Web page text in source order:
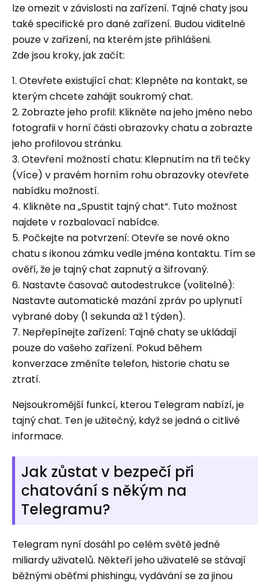
lze omezit v závislosti na zařízení. Tajné chaty jsou
také specifické pro dané zařízení. Budou viditelné
pouze v zařízení, na kterém jste přihlášeni.
Zde jsou kroky, jak začít:
1. Otevřete existující chat: Klepněte na kontakt, se
kterým chcete zahájit soukromý chat.
2. Zobrazte jeho profil: Klikněte na jeho jméno nebo
fotografii v horní části obrazovky chatu a zobrazte
jeho profilovou stránku.
3. Otevření možností chatu: Klepnutím na tři tečky
(Více) v pravém horním rohu obrazovky otevřete
nabídku možností.
4. Klikněte na „Spustit tajný chat“. Tuto možnost
najdete v rozbalovací nabídce.
5. Počkejte na potvrzení: Otevře se nové okno
chatu s ikonou zámku vedle jména kontaktu. Tím se
ověří, že je tajný chat zapnutý a šifrovaný.
6. Nastavte časovač autodestrukce (volitelné):
Nastavte automatické mazání zpráv po uplynutí
vybrané doby (1 sekunda až 1 týden).
7. Nepřepínejte zařízení: Tajné chaty se ukládají
pouze do vašeho zařízení. Pokud během
konverzace změníte telefon, historie chatu se
ztratí.
Nejsoukromější funkcí, kterou Telegram nabízí, je
tajný chat. Ten je užitečný, když se jedná o citlivé
informace.
Jak zůstat v bezpečí při
chatování s někým na
Telegramu?
Telegram nyní dosáhl po celém světě jedné
miliardy uživatelů. Někteří jeho uživatelé se stávají
běžnými oběťmi phishingu, vydávání se za jinou